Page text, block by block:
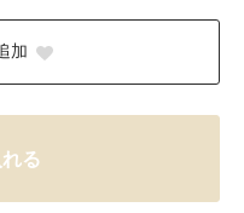
加
る